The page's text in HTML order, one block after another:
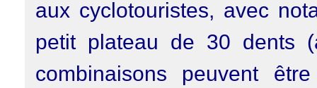
aux cyclotouristes, avec
petit plateau de 30 dents
combinaisons peuvent